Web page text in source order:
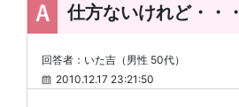
仕方ないけれど・・・
回答者：いた吉（男性 50代）
2010.12.17 23:21:50